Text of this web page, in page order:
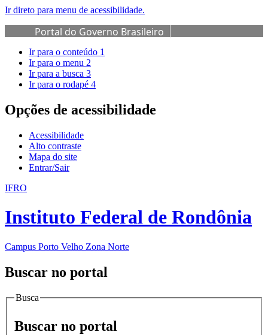
Ir direto para menu de acessibilidade.
Portal do Governo Brasileiro
Ir para o conteúdo 1
Ir para o menu 2
Ir para a busca 3
Ir para o rodapé 4
Opções de acessibilidade
Acessibilidade
Alto contraste
Mapa do site
Entrar/Sair
IFRO
Instituto Federal de Rondônia
Campus Porto Velho Zona Norte
Buscar no portal
Busca
Buscar no portal